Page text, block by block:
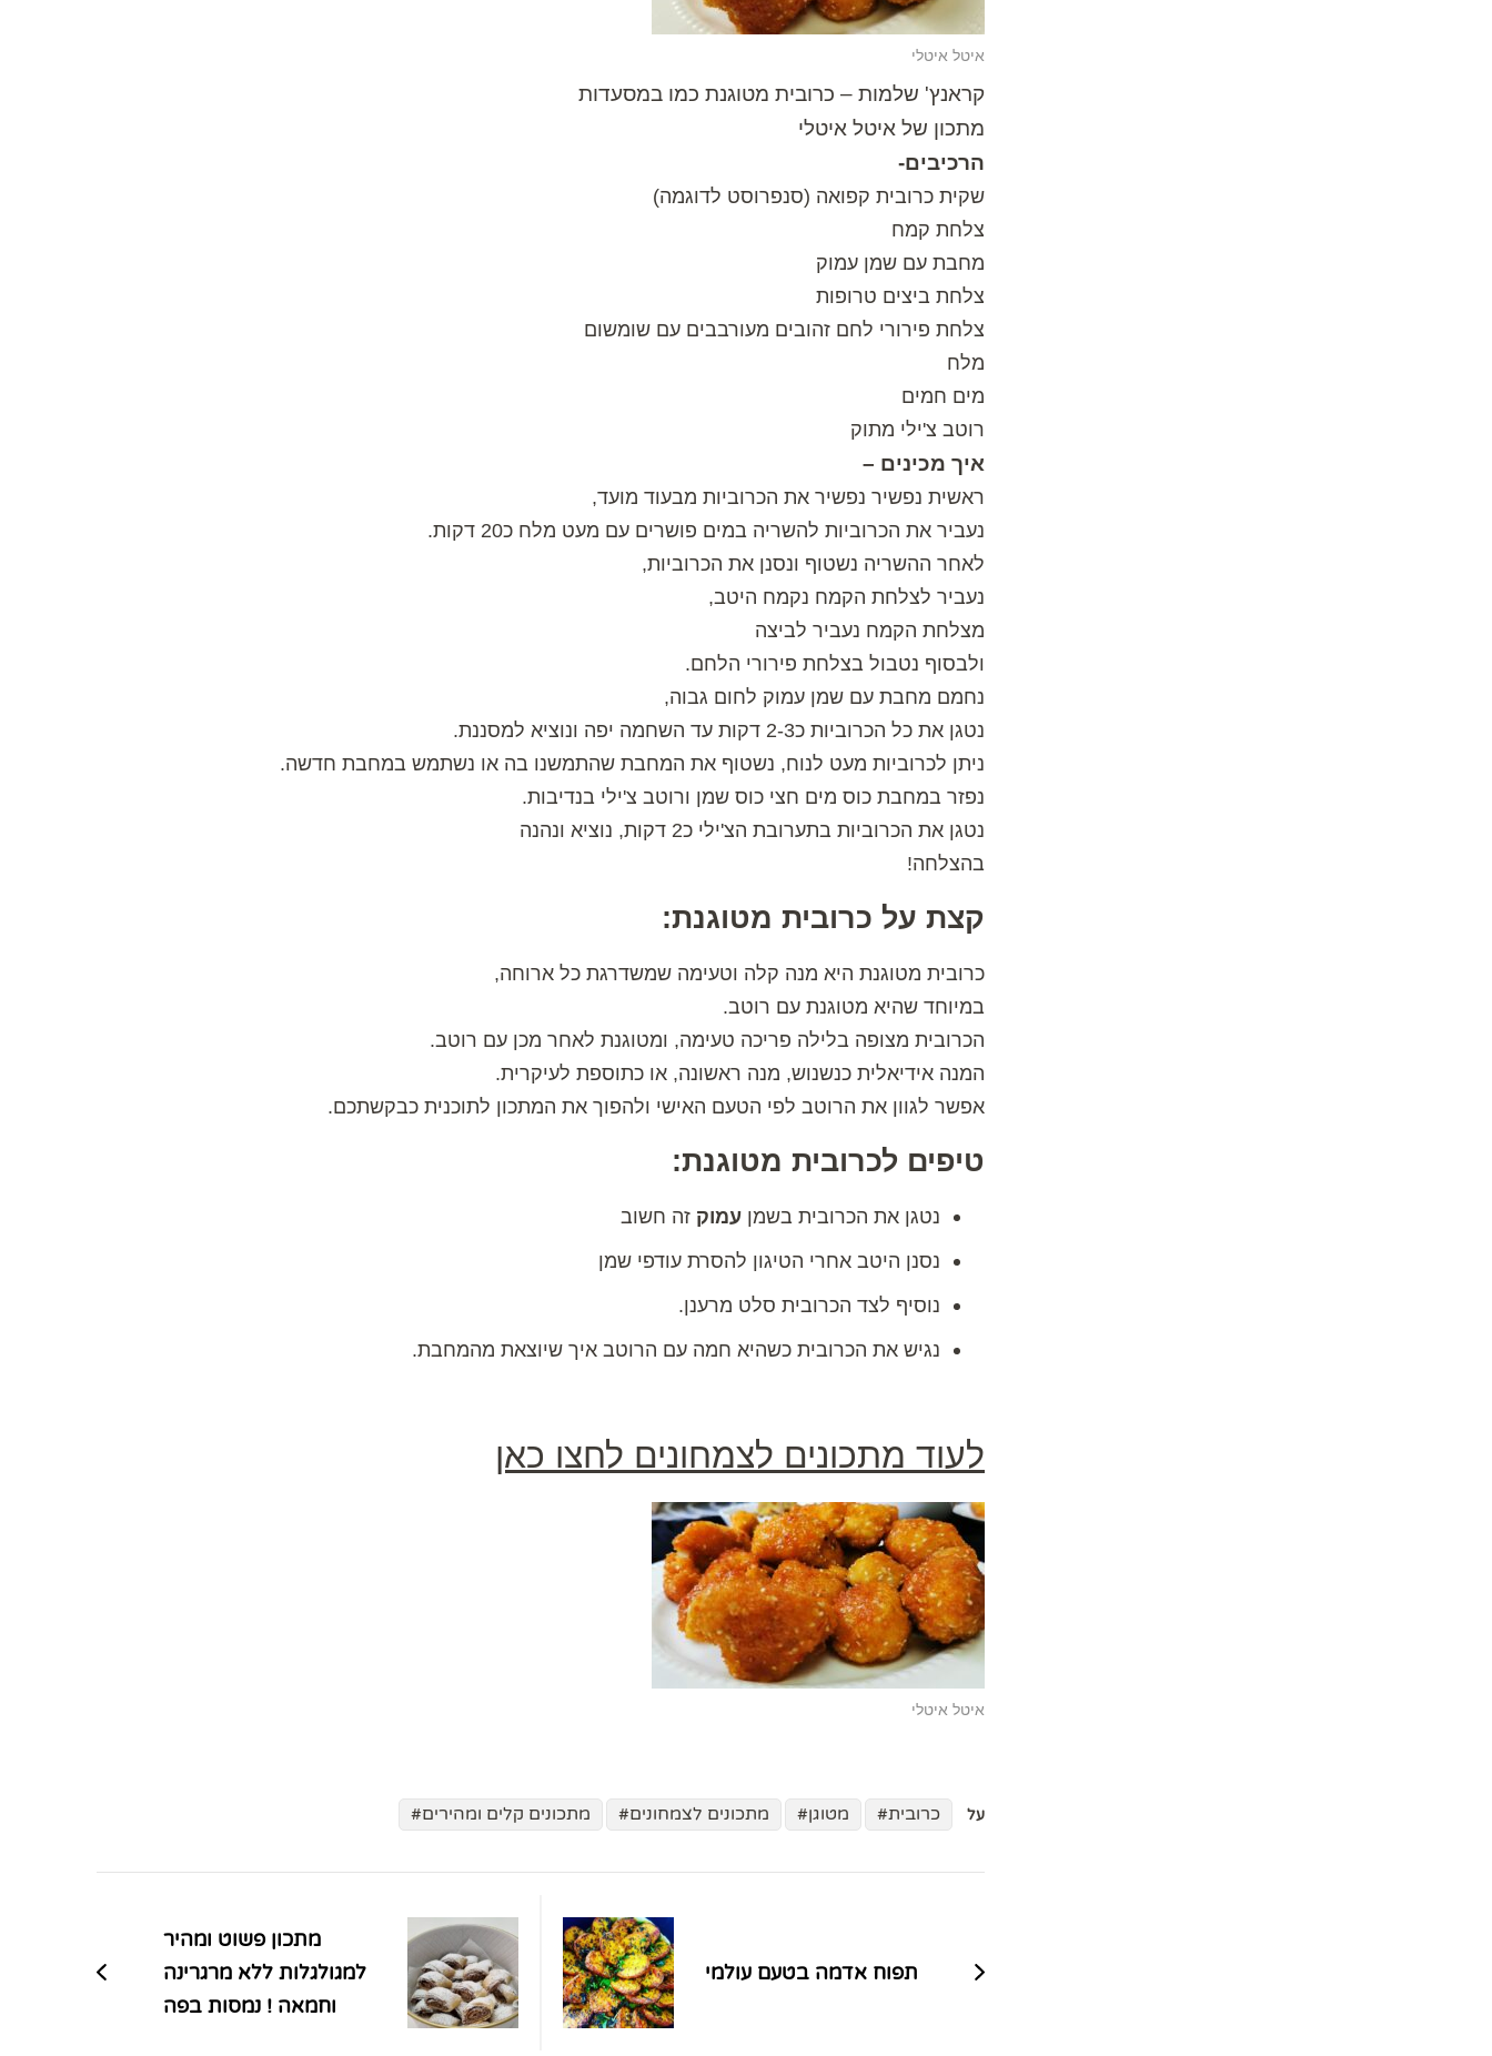
איטל איטלי
קראנץ' שלמות – כרובית מטוגנת כמו במסעדות
מתכון של איטל איטלי
הרכיבים-
שקית כרובית קפואה (סנפרוסט לדוגמה)
צלחת קמח
מחבת עם שמן עמוק
צלחת ביצים טרופות
צלחת פירורי לחם זהובים מעורבבים עם שומשום
מלח
מים חמים
רוטב צ'ילי מתוק
איך מכינים –
ראשית נפשיר נפשיר את הכרוביות מבעוד מועד,
נעביר את הכרוביות להשריה במים פושרים עם מעט מלח כ20 דקות.
לאחר ההשריה נשטוף ונסנן את הכרוביות,
נעביר לצלחת הקמח נקמח היטב,
מצלחת הקמח נעביר לביצה
ולבסוף נטבול בצלחת פירורי הלחם.
נחמם מחבת עם שמן עמוק לחום גבוה,
נטגן את כל הכרוביות כ2-3 דקות עד השחמה יפה ונוציא למסננת.
ניתן לכרוביות מעט לנוח, נשטוף את המחבת שהתמשנו בה או נשתמש במחבת חדשה.
נפזר במחבת כוס מים חצי כוס שמן ורוטב צ'ילי בנדיבות.
נטגן את הכרוביות בתערובת הצ'ילי כ2 דקות, נוציא ונהנה
בהצלחה!
קצת על כרובית מטוגנת:
כרובית מטוגנת היא מנה קלה וטעימה שמשדרגת כל ארוחה,
במיוחד שהיא מטוגנת עם רוטב.
הכרובית מצופה בלילה פריכה טעימה, ומטוגנת לאחר מכן עם רוטב.
המנה אידיאלית כנשנוש, מנה ראשונה, או כתוספת לעיקרית.
אפשר לגוון את הרוטב לפי הטעם האישי ולהפוך את המתכון לתוכנית כבקשתכם.
טיפים לכרובית מטוגנת:
נטגן את הכרובית בשמן עמוק זה חשוב
נסנן היטב אחרי הטיגון להסרת עודפי שמן
נוסיף לצד הכרובית סלט מרענן.
נגיש את הכרובית כשהיא חמה עם הרוטב איך שיוצאת מהמחבת.
לעוד מתכונים לצמחונים לחצו כאן
איטל איטלי
על כרובית מטוגן מתכונים לצמחונים מתכונים קלים ומהירים
מתכון פשוט ומהיר
למגולגלות ללא מרגרינה
וחמאה ! נמסות בפה
תפוח אדמה בטעם עולמי